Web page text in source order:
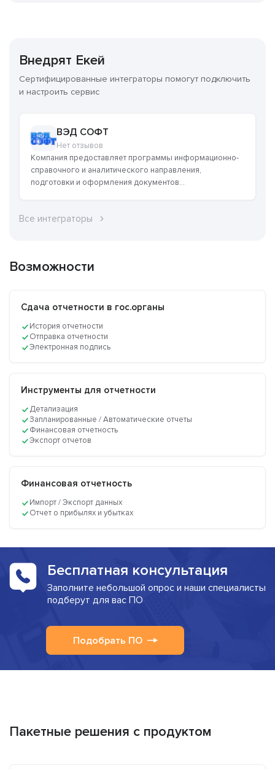
Внедрят Екей
Сертифицированные интеграторы помогут подключить
и настроить сервис
ВЭД СОФТ
Нет отзывов
Компания предоставляет программы информационно-
справочного и аналитического направления,
подготовки и оформления документов...
Все интеграторы
Возможности
Сдача отчетности в гос.органы
История отчетности
Отправка отчетности
Электронная подпись
Инструменты для отчетности
Детализация
Запланированные / Автоматические отчеты
Финансовая отчетность
Экспорт отчетов
Финансовая отчетность
Импорт / Экспорт данных
Отчет о прибылях и убытках
Бесплатная консультация
Заполните небольшой опрос и наши специалисты
подберут для вас ПО
Подобрать ПО
Пакетные решения с продуктом